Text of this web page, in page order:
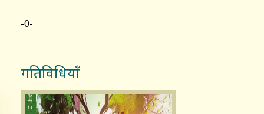
-0-
गतिविधियाँ